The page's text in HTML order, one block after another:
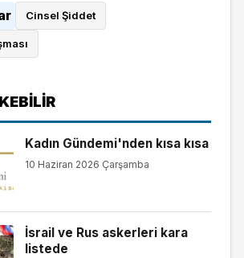
Cinsel Şiddet
Kadın Gündemi'nden kısa kısa
10 Haziran 2026 Çarşamba
İsrail ve Rus askerleri kara
listede